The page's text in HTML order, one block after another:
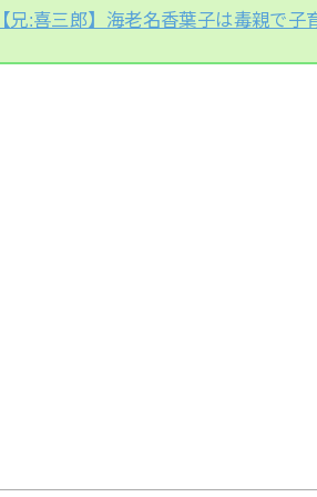
【兄:喜三郎】海老名香葉子は毒親で子